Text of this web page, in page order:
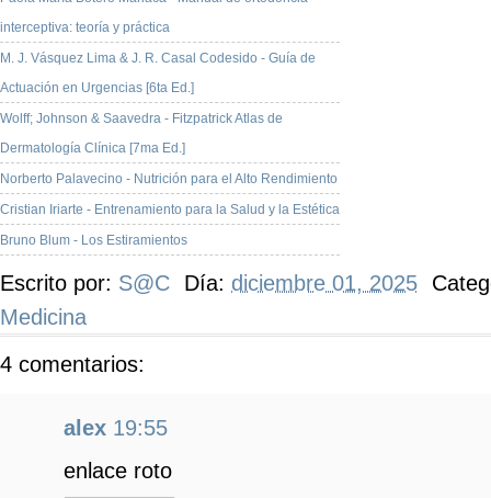
interceptiva: teoría y práctica
M. J. Vásquez Lima & J. R. Casal Codesido - Guía de
Actuación en Urgencias [6ta Ed.]
Wolff; Johnson & Saavedra - Fitzpatrick Atlas de
Dermatología Clínica [7ma Ed.]
Norberto Palavecino - Nutrición para el Alto Rendimiento
Cristian Iriarte - Entrenamiento para la Salud y la Estética
Bruno Blum - Los Estiramientos
Escrito por: S@C Día: diciembre 01, 2025
Medicina
4 comentarios:
alex 19:55
enlace roto